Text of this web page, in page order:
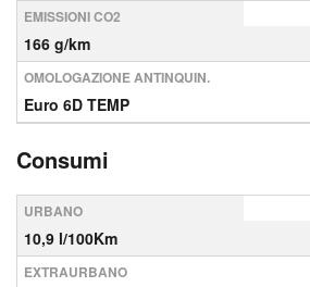
EMISSIONI CO2
166 g/km
OMOLOGAZIONE ANTINQUIN.
Euro 6D TEMP
Consumi
URBANO
10,9 l/100Km
EXTRAURBANO